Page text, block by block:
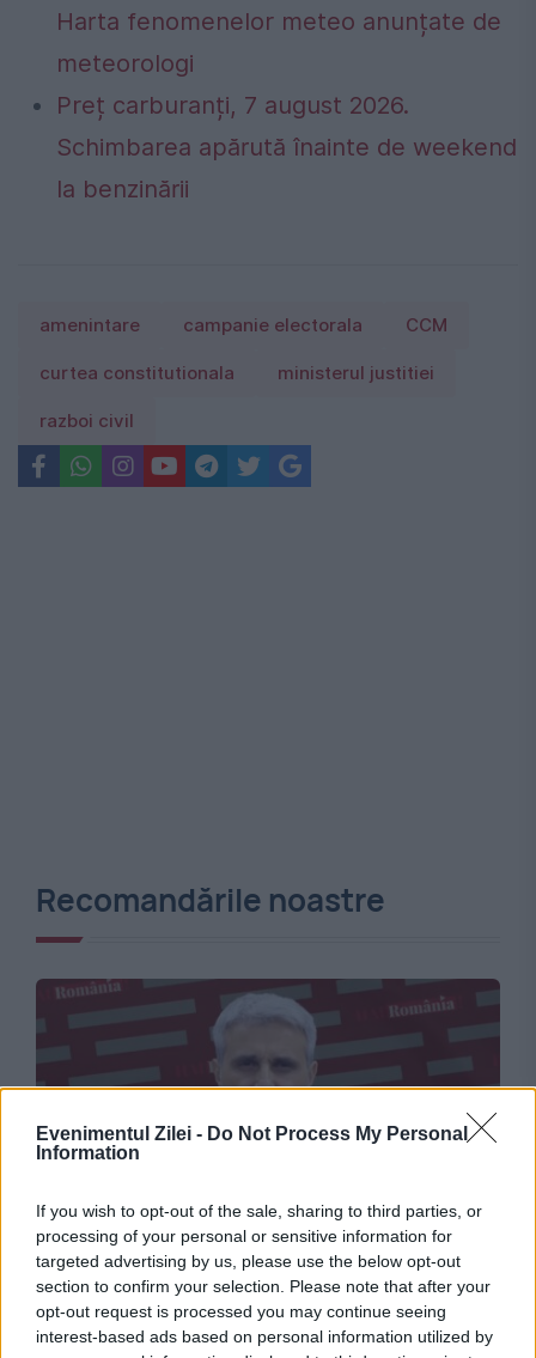
Evenimentul Zilei - Do Not Process My Personal
Information
If you wish to opt-out of the sale, sharing to third parties, or
processing of your personal or sensitive information for
targeted advertising by us, please use the below opt-out
section to confirm your selection. Please note that after your
opt-out request is processed you may continue seeing
interest-based ads based on personal information utilized by
Harta fenomenelor meteo anunțate de
meteorologi
Preț carburanți, 7 august 2026.
Schimbarea apărută înainte de weekend
la benzinării
amenintare campanie electorala CCM
curtea constitutionala ministerul justitiei
razboi civil
Recomandările noastre
MONDEN
Robert Turcescu spune că primește
amenințări în mod repetat: „Cu bătaia,
probabil. Sau cu moartea”